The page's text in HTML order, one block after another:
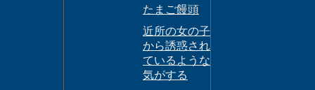
たまご饅頭
近所の女の子
から誘惑され
ているような
気がする